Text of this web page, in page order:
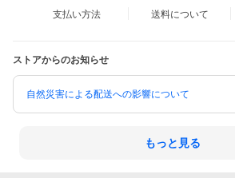
支払い方法 送料について
ストアからのお知らせ
自然災害による配送への影響について
もっと見る